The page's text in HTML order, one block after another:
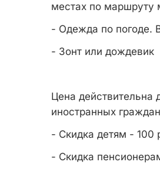
местах по маршруту
- Одежда по погоде.
- Зонт или дождевик
Цена действительна
иностранных
- Скидка детям - 100
- Скидка